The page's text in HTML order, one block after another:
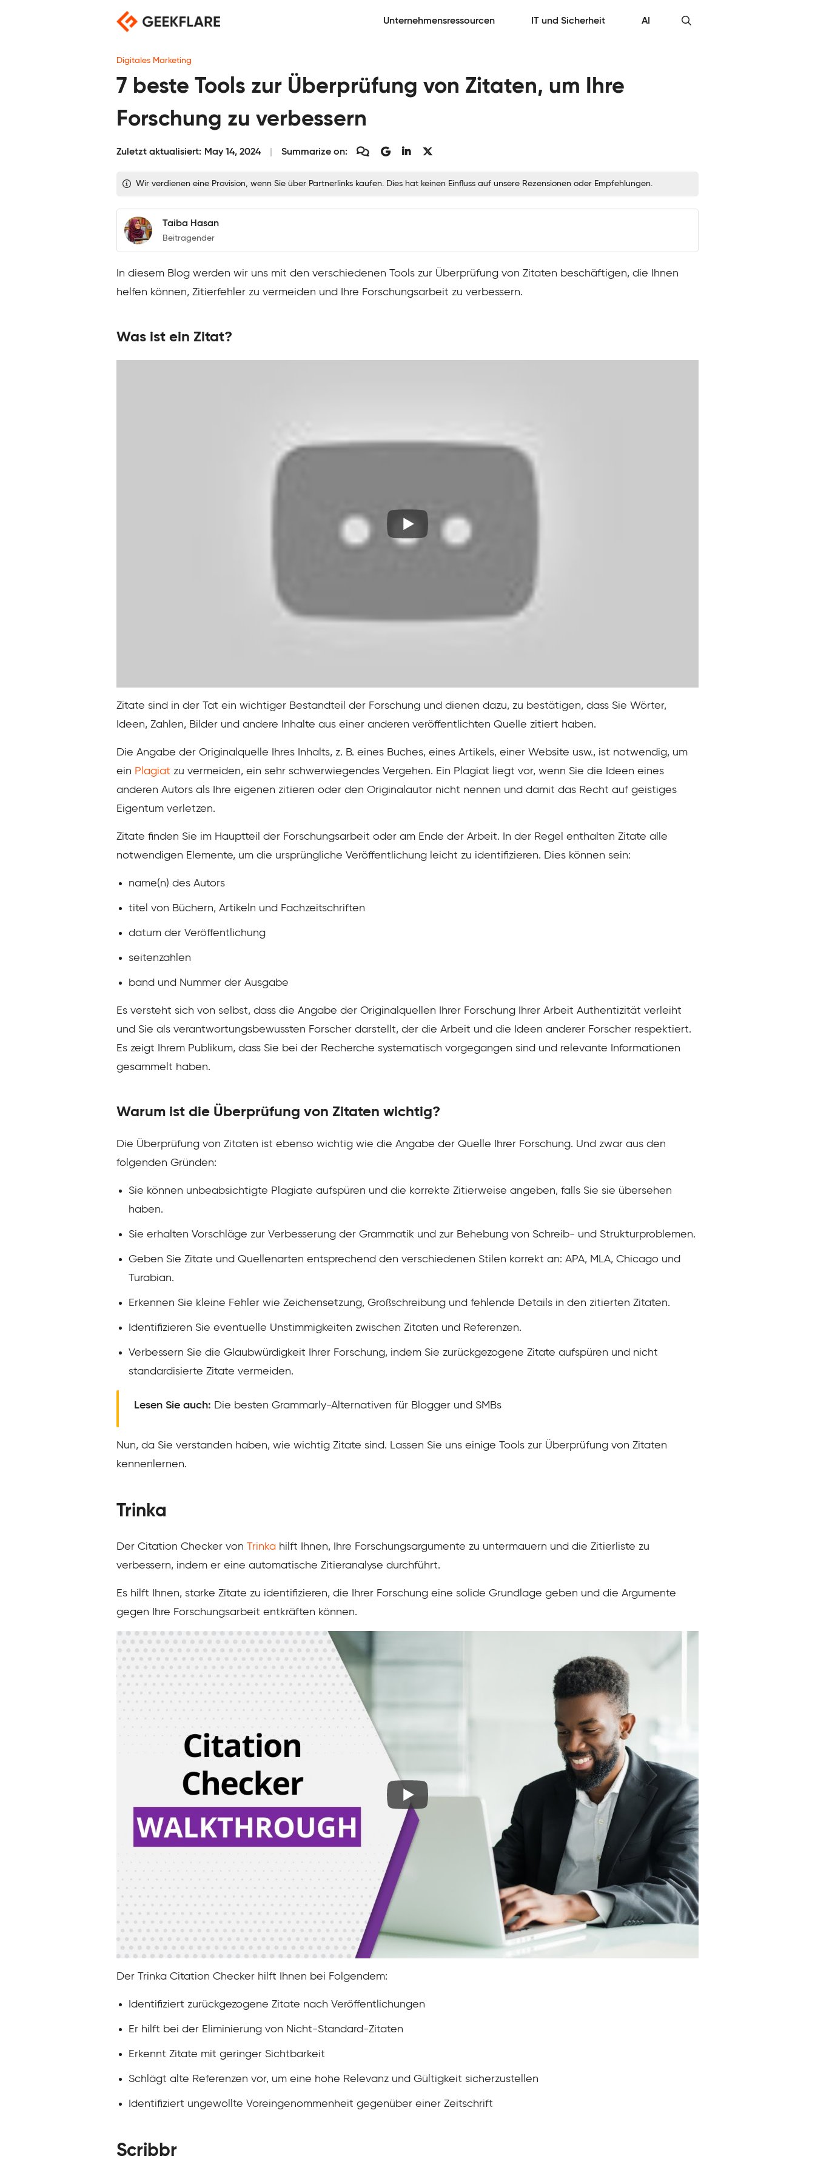
Unternehmensressourcen IT und Sicherheit AI
Digitales Marketing
7 beste Tools zur Überprüfung von Zitaten, um Ihre
Forschung zu verbessern
Zuletzt aktualisiert: May 14, 2024 Summarize on:
Wir verdienen eine Provision, wenn Sie über Partnerlinks kaufen. Dies hat keinen Einfluss auf unsere Rezensionen oder Empfehlungen.
Taiba Hasan
Beitragender
In diesem Blog werden wir uns mit den verschiedenen Tools zur Überprüfung von Zitaten beschäftigen, die Ihnen
helfen können, Zitierfehler zu vermeiden und Ihre Forschungsarbeit zu verbessern.
Was ist ein Zitat?
Zitate sind in der Tat ein wichtiger Bestandteil der Forschung und dienen dazu, zu bestätigen, dass Sie Wörter,
Ideen, Zahlen, Bilder und andere Inhalte aus einer anderen veröffentlichten Quelle zitiert haben.
Die Angabe der Originalquelle Ihres Inhalts, z. B. eines Buches, eines Artikels, einer Website usw., ist notwendig, um
ein Plagiat zu vermeiden, ein sehr schwerwiegendes Vergehen. Ein Plagiat liegt vor, wenn Sie die Ideen eines
anderen Autors als Ihre eigenen zitieren oder den Originalautor nicht nennen und damit das Recht auf geistiges
Eigentum verletzen.
Zitate finden Sie im Hauptteil der Forschungsarbeit oder am Ende der Arbeit. In der Regel enthalten Zitate alle
notwendigen Elemente, um die ursprüngliche Veröffentlichung leicht zu identifizieren. Dies können sein:
name(n) des Autors
titel von Büchern, Artikeln und Fachzeitschriften
datum der Veröffentlichung
seitenzahlen
band und Nummer der Ausgabe
Es versteht sich von selbst, dass die Angabe der Originalquellen Ihrer Forschung Ihrer Arbeit Authentizität verleiht
und Sie als verantwortungsbewussten Forscher darstellt, der die Arbeit und die Ideen anderer Forscher respektiert.
Es zeigt Ihrem Publikum, dass Sie bei der Recherche systematisch vorgegangen sind und relevante Informationen
gesammelt haben.
Warum ist die Überprüfung von Zitaten wichtig?
Die Überprüfung von Zitaten ist ebenso wichtig wie die Angabe der Quelle Ihrer Forschung. Und zwar aus den
folgenden Gründen:
Sie können unbeabsichtigte Plagiate aufspüren und die korrekte Zitierweise angeben, falls Sie sie übersehen
haben.
Sie erhalten Vorschläge zur Verbesserung der Grammatik und zur Behebung von Schreib- und Strukturproblemen.
Geben Sie Zitate und Quellenarten entsprechend den verschiedenen Stilen korrekt an: APA, MLA, Chicago und
Turabian.
Erkennen Sie kleine Fehler wie Zeichensetzung, Großschreibung und fehlende Details in den zitierten Zitaten.
Identifizieren Sie eventuelle Unstimmigkeiten zwischen Zitaten und Referenzen.
Verbessern Sie die Glaubwürdigkeit Ihrer Forschung, indem Sie zurückgezogene Zitate aufspüren und nicht
standardisierte Zitate vermeiden.
Lesen Sie auch: Die besten Grammarly-Alternativen für Blogger und SMBs
Nun, da Sie verstanden haben, wie wichtig Zitate sind. Lassen Sie uns einige Tools zur Überprüfung von Zitaten
kennenlernen.
Trinka
Der Citation Checker von Trinka hilft Ihnen, Ihre Forschungsargumente zu untermauern und die Zitierliste zu
verbessern, indem er eine automatische Zitieranalyse durchführt.
Es hilft Ihnen, starke Zitate zu identifizieren, die Ihrer Forschung eine solide Grundlage geben und die Argumente
gegen Ihre Forschungsarbeit entkräften können.
Der Trinka Citation Checker hilft Ihnen bei Folgendem:
Identifiziert zurückgezogene Zitate nach Veröffentlichungen
Er hilft bei der Eliminierung von Nicht-Standard-Zitaten
Erkennt Zitate mit geringer Sichtbarkeit
Schlägt alte Referenzen vor, um eine hohe Relevanz und Gültigkeit sicherzustellen
Identifiziert ungewollte Voreingenommenheit gegenüber einer Zeitschrift
Scribbr